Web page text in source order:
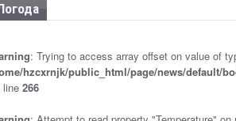
Sep 25, 2024 Новости
ПЕРВОМ ЧТЕНИИ
: Trying to access array offset on value of
hzcxrnjk/public_html/page/news/default/
line 266